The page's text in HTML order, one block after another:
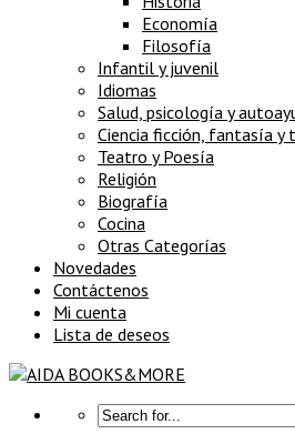
Economía
Filosofía
Infantil y juvenil
Idiomas
Salud, psicología y
Ciencia ficción, fantasía y
Teatro y Poesía
Religión
Biografía
Cocina
Otras Categorías
Novedades
Contáctenos
Mi cuenta
Lista de deseos